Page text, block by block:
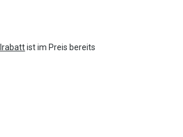
ist im Preis bereits